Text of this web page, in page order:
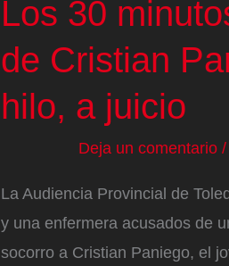
contratar
a
Los 30
de Cristian
hilo, a juicio
Deja un comentario /
La Audiencia Provincial de
y una enfermera acusados de
socorro a Cristian Paniego, el